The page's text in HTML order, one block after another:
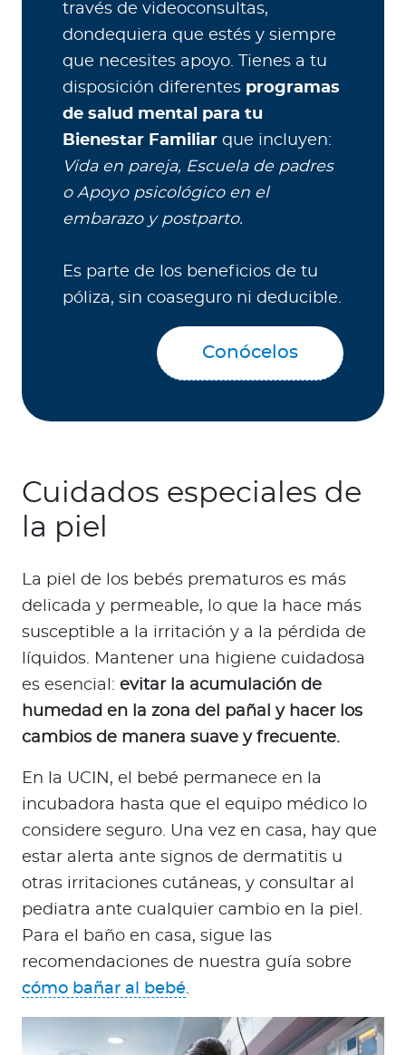
través de videoconsultas,
dondequiera que estés y siempre
que necesites apoyo. Tienes a tu
disposición diferentes programas
de salud mental para tu
Bienestar Familiar que incluyen:
Vida en pareja, Escuela de padres
o Apoyo psicológico en el
embarazo y postparto.
Es parte de los beneficios de tu
póliza, sin coaseguro ni deducible.
Conócelos
Cuidados especiales de
la piel
La piel de los bebés prematuros es más
delicada y permeable, lo que la hace más
susceptible a la irritación y a la pérdida de
líquidos. Mantener una higiene cuidadosa
es esencial: evitar la acumulación de
humedad en la zona del pañal y hacer los
cambios de manera suave y frecuente.
En la UCIN, el bebé permanece en la
incubadora hasta que el equipo médico lo
considere seguro. Una vez en casa, hay que
estar alerta ante signos de dermatitis u
otras irritaciones cutáneas, y consultar al
pediatra ante cualquier cambio en la piel.
Para el baño en casa, sigue las
recomendaciones de nuestra guía sobre
cómo bañar al bebé.